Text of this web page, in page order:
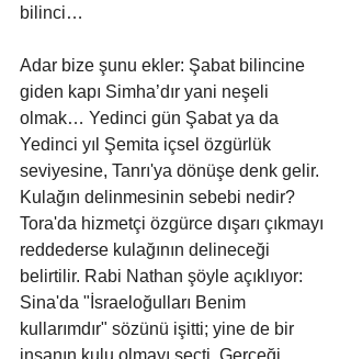
bilinci…
Adar bize şunu ekler: Şabat bilincine
giden kapı Simha’dır yani neşeli
olmak… Yedinci gün Şabat ya da
Yedinci yıl Şemita içsel özgürlük
seviyesine, Tanrı'ya dönüşe denk gelir.
Kulağın delinmesinin sebebi nedir?
Tora'da hizmetçi özgürce dışarı çıkmayı
reddederse kulağının delineceği
belirtilir. Rabi Nathan şöyle açıklıyor:
Sina'da "İsraeloğulları Benim
kullarımdır" sözünü işitti; yine de bir
insanın kulu olmayı seçti. Gerçeği